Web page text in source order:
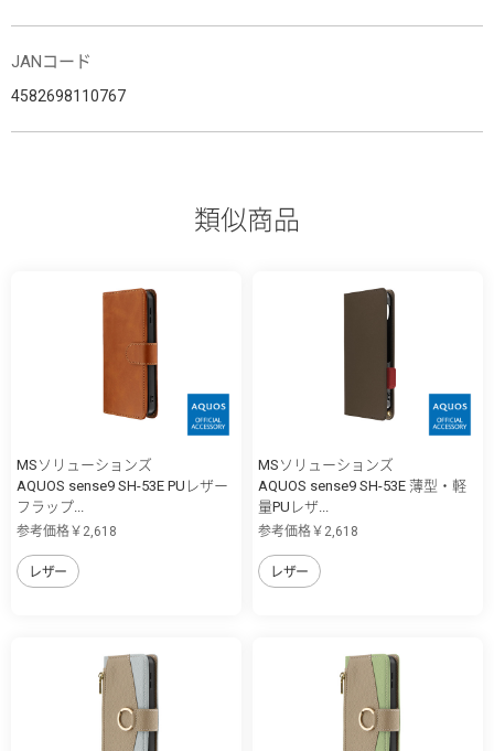
JANコード
4582698110767
類似商品
MSソリューションズ
AQUOS sense9 SH-53E PUレザー
フラップ...
参考価格￥2,618
レザー
MSソリューションズ
AQUOS sense9 SH-53E 薄型・軽
量PUレザ...
参考価格￥2,618
レザー